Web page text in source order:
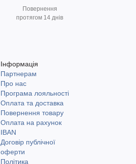
Повернення
протягом 14 днів
Інформація
Партнерам
Про нас
Програма лояльності
Оплата та доставка
Повернення товару
Оплата на рахунок
IBAN
Договір публічної
оферти
Політика